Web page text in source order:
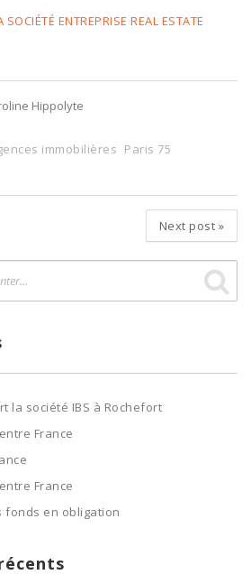
ENTREPRISE REAL ESTATE
Hippolyte
immobilières Paris 75
Next post »
la société IBS à Rochefort
France
France
fonds en obligation